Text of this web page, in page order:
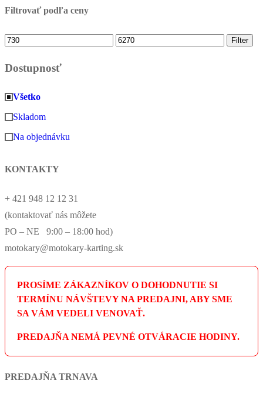
Filtrovať podľa ceny
Minimálna
Maximálna
Filter
Dostupnosť
Všetko
Skladom
Na objednávku
KONTAKTY
+ 421 948 12 12 31
(kontaktovať nás môžete
PO – NE 9:00 – 18:00 hod)
motokary@motokary-karting.sk
PROSÍME ZÁKAZNÍKOV O DOHODNUTIE SI
TERMÍNU NÁVŠTEVY NA PREDAJNI, ABY SME
SA VÁM VEDELI VENOVAŤ.
PREDAJŇA NEMÁ PEVNÉ OTVÁRACIE HODINY.
PREDAJŇA TRNAVA